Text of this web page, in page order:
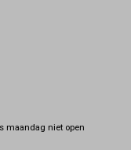
maandag niet open